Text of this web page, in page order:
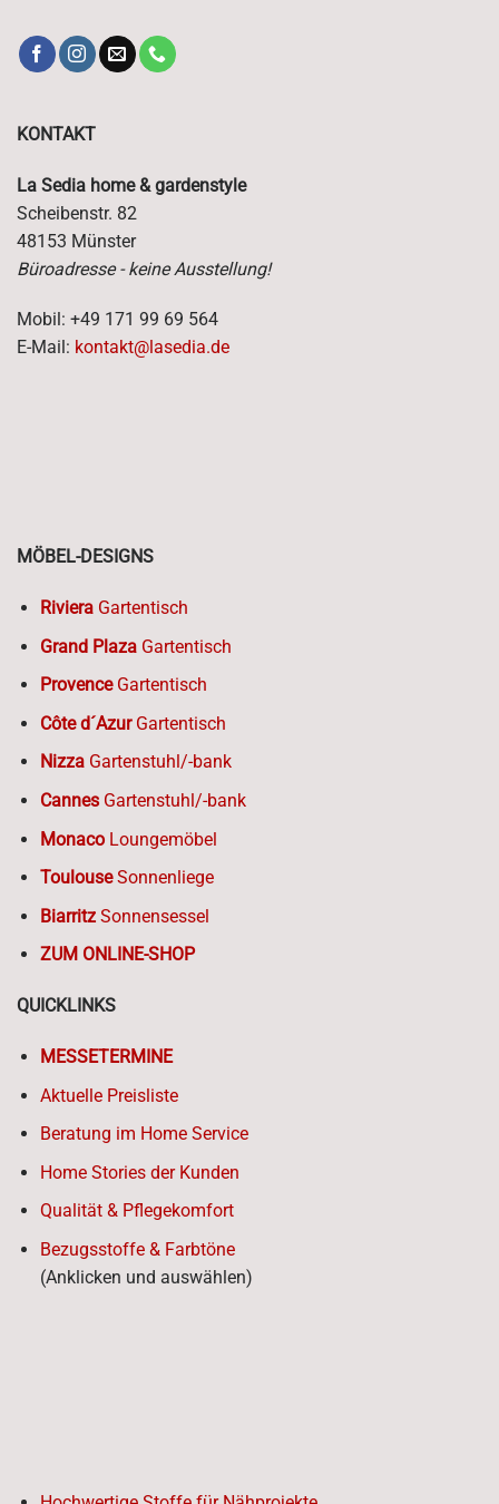
KONTAKT
La Sedia home & gardenstyle
Scheibenstr. 82
48153 Münster
Büroadresse - keine Ausstellung!
Mobil: +49 171 99 69 564
E-Mail: kontakt@lasedia.de
MÖBEL-DESIGNS
RivieraGartentisch
Grand PlazaGartentisch
ProvenceGartentisch
Côte d´AzurGartentisch
NizzaGartenstuhl/-bank
CannesGartenstuhl/-bank
MonacoLoungemöbel
ToulouseSonnenliege
BiarritzSonnensessel
ZUM ONLINE-SHOP
QUICKLINKS
MESSETERMINE
Aktuelle Preisliste
Beratung im Home Service
Home Stories der Kunden
Qualität & Pflegekomfort
Bezugsstoffe & Farbtöne
(Anklicken und auswählen)